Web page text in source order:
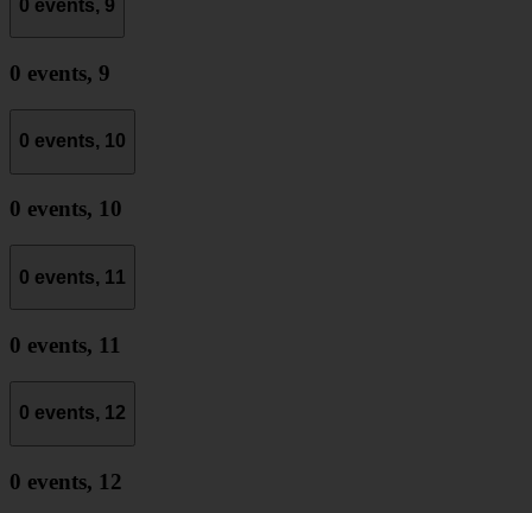
0 events, 9
0 events, 9
0 events, 10
0 events, 10
0 events, 11
0 events, 11
0 events, 12
0 events, 12